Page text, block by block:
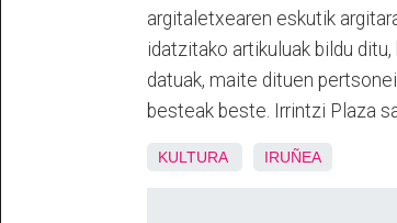
argitaletxearen eskutik
idatzitako artikuluak bildu
datuak, maite dituen
besteak beste. Irrintzi Plaza
KULTURA IRUÑEA